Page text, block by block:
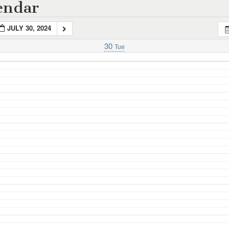
JULY 30, 2024
30 Tue